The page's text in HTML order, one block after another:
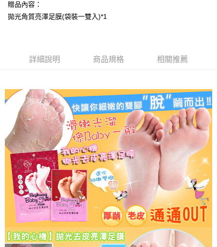
AFTEE先享後付是「在收到商品之後才付款」的支付方式。 讓您購物簡單
便利好安心！
【「AFTEE先享後付」結帳流程】
３．收到繳費通知簡訊後14天內，點擊此簡訊中的連結，可透過四大超商／
ATM／網路銀行／等多元方式進行付款，方視為交易完成。
※ 請注意：結帳手續完成當下不需立刻繳費，但若您需要取消訂單，請聯絡
購買商品的店家。未經商家同意取消之訂單仍視為有效，需透過AFTEE先享
後付繳納相關費用。
※ 交易是否成功請以「AFTEE先享後付 」之結帳頁面顯示為準，若有關於
是否繳費成功／繳費後需取消欲退款等相關疑問，請聯繫「AFTEE先享後付
客戶支援中心」https://netprotections.freshdesk.com/support/home
【注意事項】
１．透過由恩沛科技股份有限公司提供之「AFTEE先享後付」服務完成之交
易，需依本服務之必要範圍內提供個人資料，並將交易相關給付款項請求債
權轉讓予恩沛科技股份有限公司。
２．關於個人資料處理事宜，請瀏覽以下網址：
https://aftee.tw/terms/#terms3
３．未成年的使用者請事先徵得法定代理人或監護人之同意方可使用
「AFTEE先享後付」，若未經同意申辦者引起之損失，本公司不負相關責
任。
7-11取貨付款
宅配
每筆NT$100，滿NT$1,000(含以上)免運費
海外配送(普通) 查看運費
贈品內容：
拋光角質亮澤足膜(袋裝一雙入)*1
詳細說明 商品規格 相關推薦